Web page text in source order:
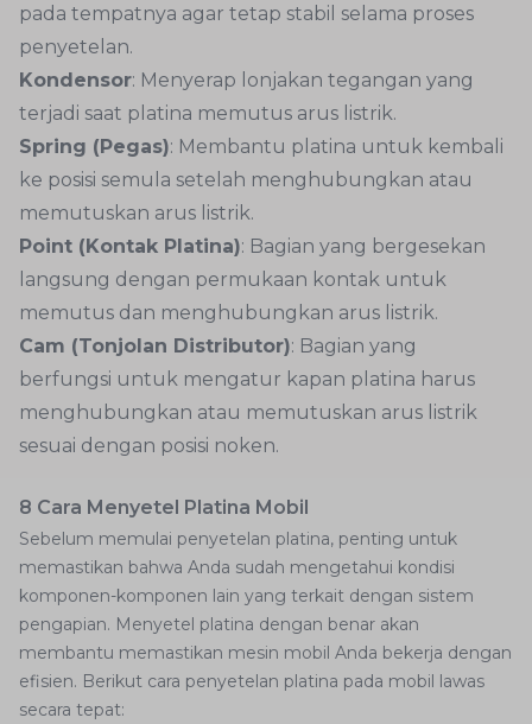
pada tempatnya agar tetap stabil selama proses
penyetelan.
Kondensor: Menyerap lonjakan tegangan yang
terjadi saat platina memutus arus listrik.
Spring (Pegas): Membantu platina untuk kembali
ke posisi semula setelah menghubungkan atau
memutuskan arus listrik.
Point (Kontak Platina): Bagian yang bergesekan
langsung dengan permukaan kontak untuk
memutus dan menghubungkan arus listrik.
Cam (Tonjolan Distributor): Bagian yang
berfungsi untuk mengatur kapan platina harus
menghubungkan atau memutuskan arus listrik
sesuai dengan posisi noken.
8 Cara Menyetel Platina Mobil
Sebelum memulai penyetelan platina, penting untuk
memastikan bahwa Anda sudah mengetahui kondisi
komponen-komponen lain yang terkait dengan sistem
pengapian. Menyetel platina dengan benar akan
membantu memastikan mesin mobil Anda bekerja dengan
efisien. Berikut cara penyetelan platina pada mobil lawas
secara tepat: